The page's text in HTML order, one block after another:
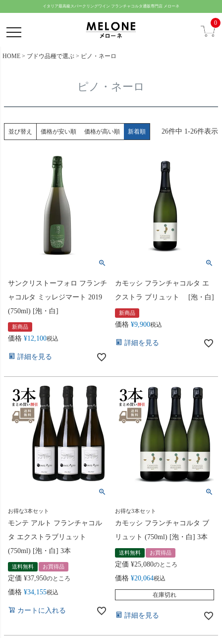
イタリア最高級スパークリングワイン フランチャコルタ通販専門店 メローネ
0
HOME ブドウ品種で選ぶ ピノ・ネーロ
ピノ・ネーロ
並び替え 価格が安い順 価格が高い順 新着順 26件中 1-26件表示
サンクリストーフォロ フランチ
ャコルタ ミッレジマート 2019
(750ml) [泡・白]
新商品
価格 ¥12,100税込
詳細を見る
カモッシ フランチャコルタ エ
クストラ ブリュット [泡・白]
新商品
価格 ¥9,900税込
詳細を見る
お得な3本セット
モンテ アルト フランチャコル
タ エクストラブリュット
(750ml) [泡・白] 3本
送料無料 お買得品
定価 ¥37,950のところ
価格 ¥34,155税込
カートに入れる
お得な3本セット
カモッシ フランチャコルタ ブ
リュット (750ml) [泡・白] 3本
送料無料 お買得品
定価 ¥25,080のところ
価格 ¥20,064税込
在庫切れ
詳細を見る
ジト
ップ